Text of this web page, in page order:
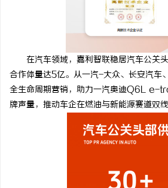
在汽车领域，嘉利智联稳居汽车公关头
合作体量达5亿。从一汽-大众、长安汽车
全生命周期营销，助力一汽奥迪Q6L e-
牌声量，推动车企在燃油与新能源赛道双线